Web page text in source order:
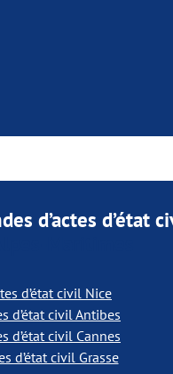
d’actes d’état
d’état civil Nice
d’état civil Antibes
d’état civil Cannes
d’état civil Grasse